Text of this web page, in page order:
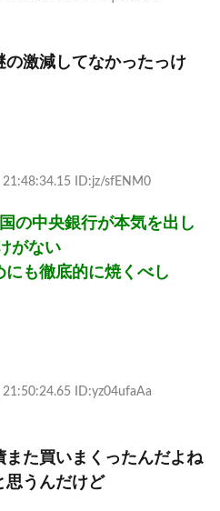
激減してなかったっけ
ID:jz/sfENM0
の中央銀行が本気を出し
がない
も徹底的に焼くべし
ID:yz04ufaAa
た買いまくったんだよね
思うんだけど